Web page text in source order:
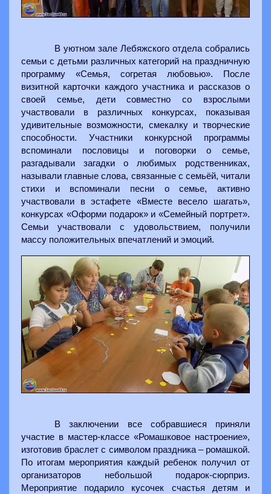
В уютном зале Лебяжского отдела собрались
семьи с детьми различных категорий на праздничную
программу «Семья, согретая любовью». После
визитной карточки каждого участника и рассказов о
своей семье, дети совместно со взрослыми
участвовали в различных конкурсах, показывая
удивительные возможности, смекалку и творческие
способности. Участники конкурсной программы
вспоминали пословицы и поговорки о семье,
разгадывали загадки о любимых родственниках,
называли главные слова, связанные с семьёй, читали
стихи и вспоминали песни о семье, активно
участвовали в эстафете «Вместе весело шагать»,
конкурсах «Оформи подарок» и «Семейный портрет».
Семьи участвовали с удовольствием, получили
массу положительных впечатлений и эмоций.
В заключении все собравшиеся приняли
участие в мастер-классе «Ромашковое настроение»,
изготовив браслет с символом праздника – ромашкой.
По итогам мероприятия каждый ребенок получил от
организаторов небольшой подарок-сюрприз.
Мероприятие подарило кусочек счастья детям и